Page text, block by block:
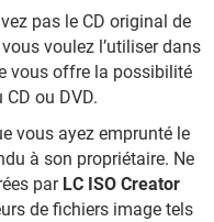
pas le CD original de
voulez l’utiliser dans
vous offre la possibilité
ou DVD.
vous ayez emprunté le
à son propriétaire. Ne
par LC ISO Creator
de fichiers image tels